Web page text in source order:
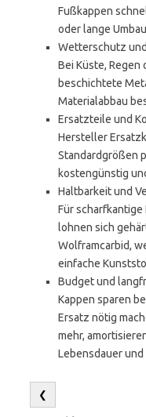
Fußkappen
oder lange
Wetterschutz
Bei Küste,
beschichtete
Materialabbau
Ersatzteile und
Hersteller
Standardgrößen
kostengünstig
Haltbarkeit und
Für scharfkantige
lohnen sich
Wolframcarbid,
einfache
Budget und
Kappen sparen
Ersatz nötig
mehr,
Lebensdauer
❮